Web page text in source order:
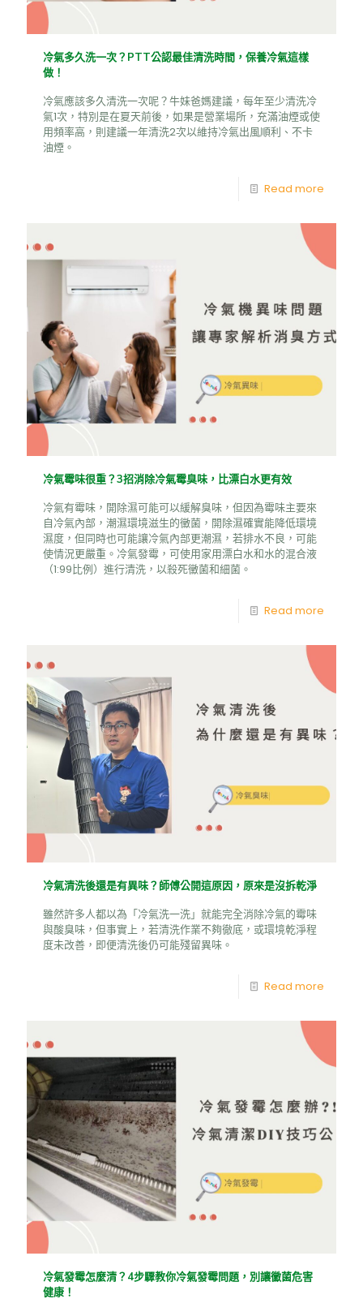
冷氣多久洗一次？PTT公認最佳清洗時間，保養冷氣這樣
做！
冷氣應該多久清洗一次呢？牛妹爸媽建議，每年至少清洗冷
氣1次，特別是在夏天前後，如果是營業場所，充滿油煙或使
用頻率高，則建議一年清洗2次以維持冷氣出風順利、不卡
油煙。
Read more
冷氣霉味很重？3招消除冷氣霉臭味，比漂白水更有效
冷氣有霉味，開除濕可能可以緩解臭味，但因為霉味主要來
自冷氣內部，潮濕環境滋生的黴菌，開除濕確實能降低環境
濕度，但同時也可能讓冷氣內部更潮濕，若排水不良，可能
使情況更嚴重。冷氣發霉，可使用家用漂白水和水的混合液
（1:99比例）進行清洗，以殺死黴菌和細菌。
Read more
冷氣清洗後還是有異味？師傅公開這原因，原來是沒拆乾淨
雖然許多人都以為「冷氣洗一洗」就能完全消除冷氣的霉味
與酸臭味，但事實上，若清洗作業不夠徹底，或環境乾淨程
度未改善，即便清洗後仍可能殘留異味。
Read more
冷氣發霉怎麼清？4步驟教你冷氣發霉問題，別讓黴菌危害
健康！